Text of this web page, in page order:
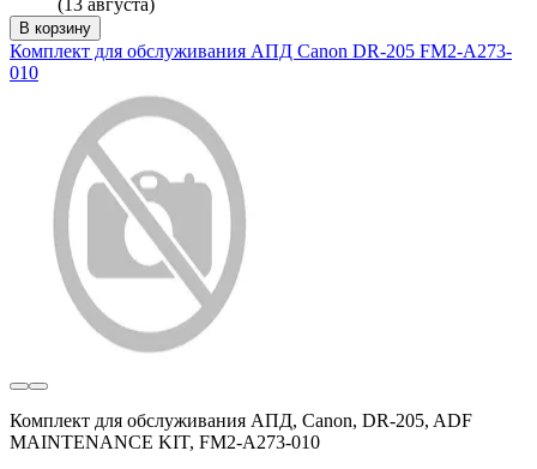
(13 августа)
В корзину
Комплект для обслуживания АПД Canon DR-205 FM2-A273-
010
Комплект для обслуживания АПД, Canon, DR-205, ADF
MAINTENANCE KIT, FM2-A273-010